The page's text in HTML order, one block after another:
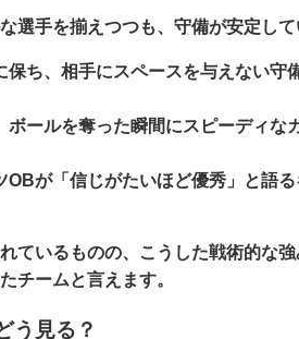
選手を揃えつつも、守備が安定して
保ち、相手にスペースを与えない守
ボールを奪った瞬間にスピーディな
OBが「信じがたいほど優秀」と語
ているものの、こうした戦術的な
チームと言えます。
う見る？